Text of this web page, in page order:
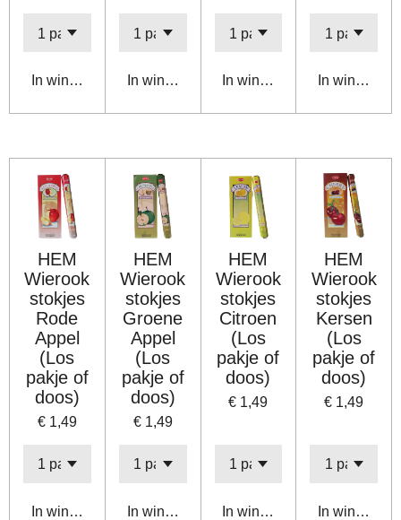
In winkelwagenIn winkelwagenIn winkelwagenIn
HEM
Wierook
stokjes
Rode
Appel
(Los
pakje of
doos)
€ 1,49
In winkelwagen
HEM
Wierook
stokjes
Groene
Appel
(Los
pakje of
doos)
€ 1,49
In winkelwagen
HEM
Wierook
stokjes
Citroen
(Los
pakje of
doos)
€ 1,49
In winkelwagen
HEM
Wierook
stokjes
Kersen
(Los
pakje of
doos)
€ 1,49
In